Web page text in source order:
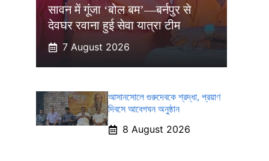
सावन में गूंजा ‘बोल बम’—बर्नपुर से
देवघर रवाना हुई सेवा यात्रा टीम
7 August 2026
আসানসোলে গুরুদেবকে শ্রদ্ধা, প্রয়াণ
দিবসে আবেগঘন অনুষ্ঠান
8 August 2026